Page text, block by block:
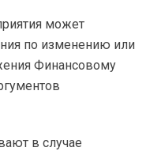
может
по изменению или
Финансовому
в случае